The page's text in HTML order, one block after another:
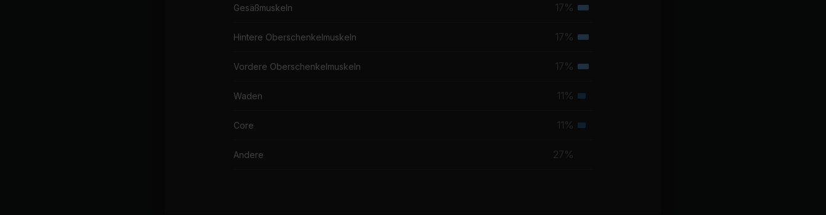
Gesäßmuskeln 17% Tertiäre
Hintere Oberschenkelmuskeln 17% Tertiäre
Vordere Oberschenkelmuskeln 17% Tertiäre
Waden 11% Sekundäre
Core 11% Sekundäre
Andere 27%